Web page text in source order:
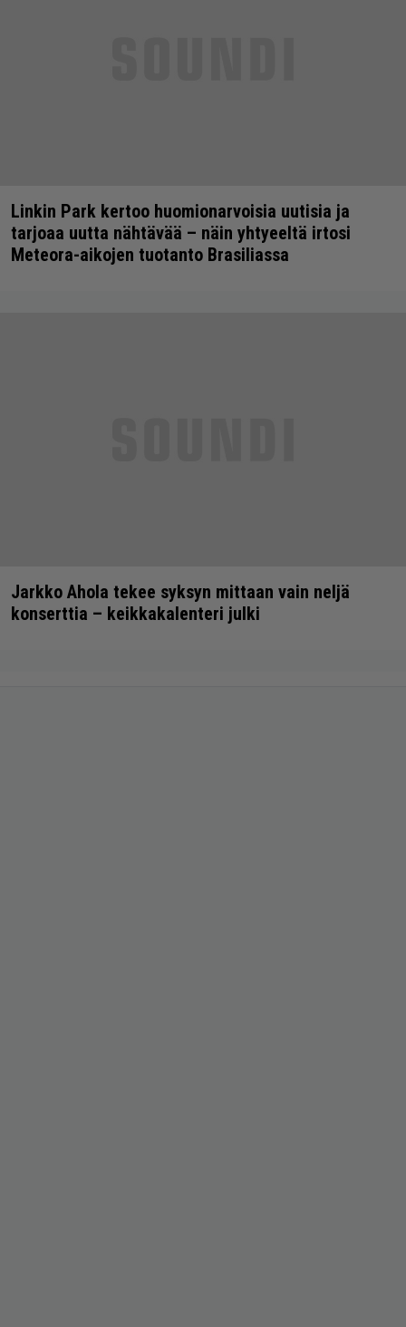
Linkin Park kertoo huomionarvoisia uutisia ja
tarjoaa uutta nähtävää – näin yhtyeeltä irtosi
Meteora-aikojen tuotanto Brasiliassa
Jarkko Ahola tekee syksyn mittaan vain neljä
konserttia – keikkakalenteri julki